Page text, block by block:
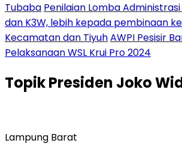
Tubaba Penilaian Lomba Administrasi
dan K3W, lebih kepada pembinaan
Kecamatan dan TiyuhAWPI Pesisir
Pelaksanaan WSL Krui Pro 2024
TopikPresiden Joko
Lampung Barat